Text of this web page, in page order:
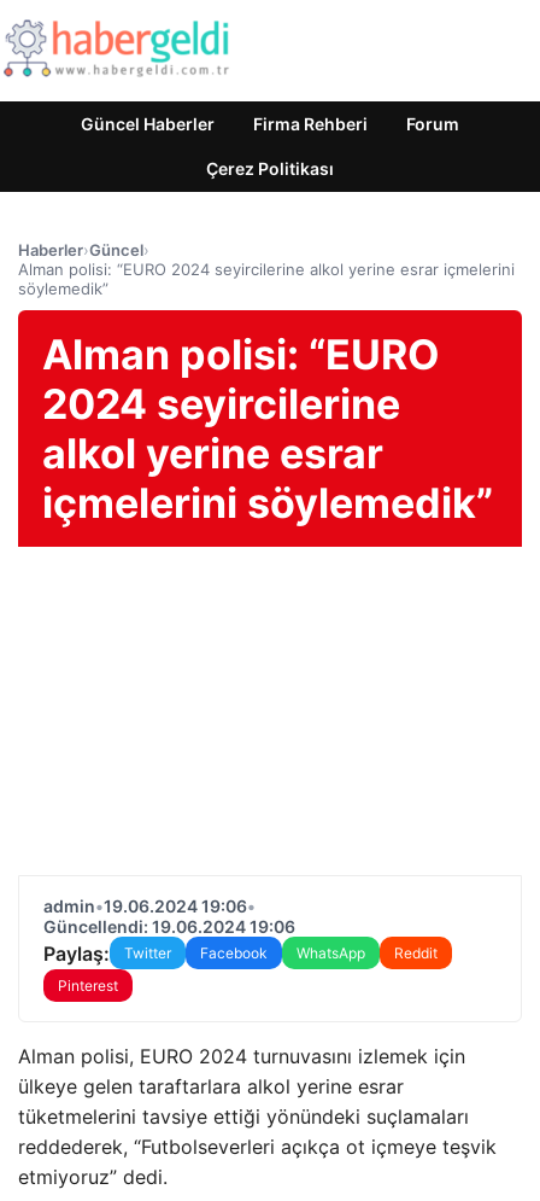
Güncel Haberler Firma Rehberi Forum
Çerez Politikası
Haberler›Güncel›
Alman polisi: “EURO 2024 seyircilerine alkol yerine esrar içmelerini
söylemedik”
Alman polisi: “EURO
2024 seyircilerine
alkol yerine esrar
içmelerini söylemedik”
admin•19.06.2024 19:06•
Güncellendi: 19.06.2024 19:06
Paylaş: Twitter Facebook WhatsApp
Reddit
Pinterest
Alman polisi, EURO 2024 turnuvasını izlemek için
ülkeye gelen taraftarlara alkol yerine esrar
tüketmelerini tavsiye ettiği yönündeki suçlamaları
reddederek, “Futbolseverleri açıkça ot içmeye teşvik
etmiyoruz” dedi.